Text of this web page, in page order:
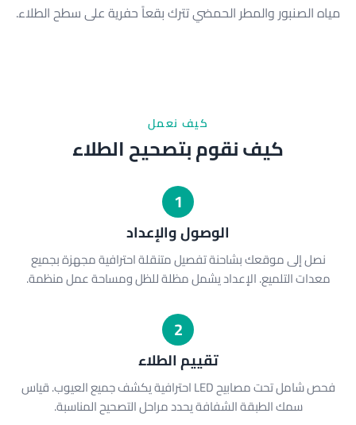
مياه الصنبور والمطر الحمضي تترك بقعاً حفرية على سطح الطلاء.
كيف نعمل
كيف نقوم بتصحيح الطلاء
1
الوصول والإعداد
نصل إلى موقعك بشاحنة تفصيل متنقلة احترافية مجهزة بجميع
معدات التلميع. الإعداد يشمل مظلة للظل ومساحة عمل منظمة.
2
تقييم الطلاء
فحص شامل تحت مصابيح LED احترافية يكشف جميع العيوب. قياس
سمك الطبقة الشفافة يحدد مراحل التصحيح المناسبة.